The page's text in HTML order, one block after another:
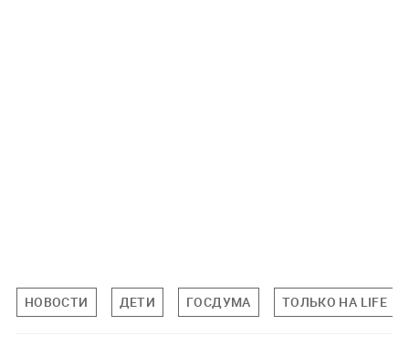
НОВОСТИ ДЕТИ ГОСДУМА ТОЛЬКО НА LIFE